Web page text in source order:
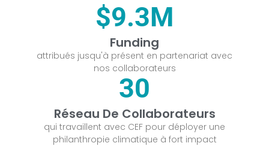
$9.3M
Funding
attribués jusqu'à présent en partenariat avec
nos collaborateurs
30
Réseau De Collaborateurs
qui travaillent avec CEF pour déployer une
philanthropie climatique à fort impact